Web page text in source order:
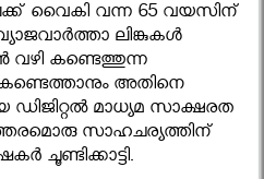
വൈകി വന്ന 65 വയസിന്
ലിങ്കുകള്‍
കണ്ടെത്തുന്ന
അതിനെ
മാധ്യമ സാക്ഷരത
സാഹചര്യത്തിന്
ചൂണ്ടിക്കാട്ടി.